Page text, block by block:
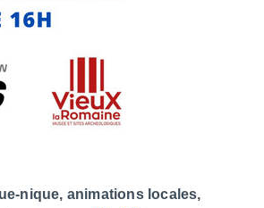
nique, animations locales,